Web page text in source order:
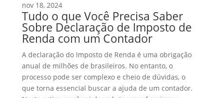
nov 18, 2024
Tudo o que Você Precisa Saber
Sobre Declaração de Imposto de
Renda com um Contador
A declaração do Imposto de Renda é uma obrigação
anual de milhões de brasileiros. No entanto, o
processo pode ser complexo e cheio de dúvidas, o
que torna essencial buscar a ajuda de um contador.